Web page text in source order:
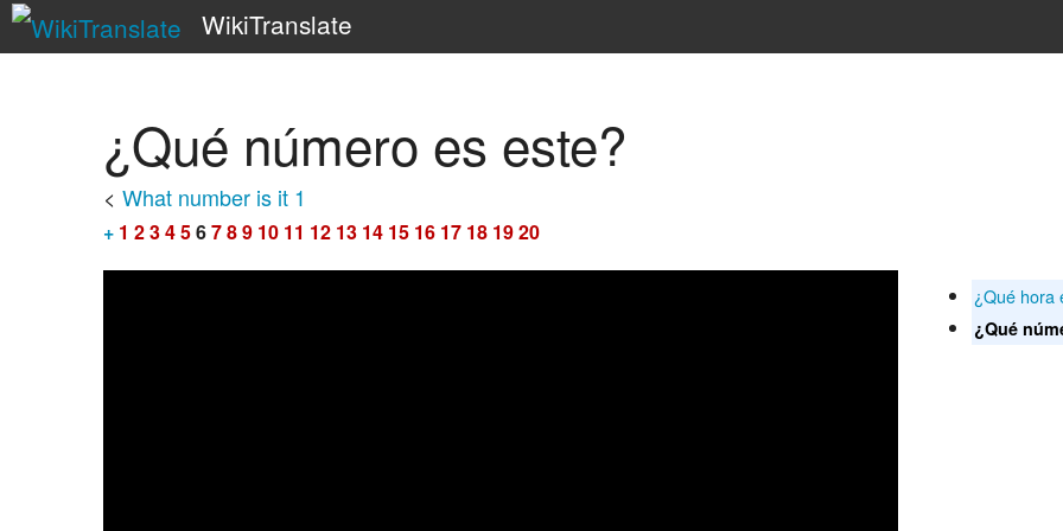
WikiTranslate
¿Qué número es este?
< What number is it 1
+ 1 23456789 10 11 12 13 14 15 16 17 18 1920
¿Qué hora
¿Qué